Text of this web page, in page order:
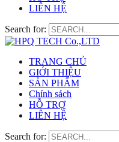
LIÊN HỆ
Search for:
TRANG CHỦ
GIỚI THIỆU
SẢN PHẨM
Chính sách
HỖ TRỢ
LIÊN HỆ
Search for: